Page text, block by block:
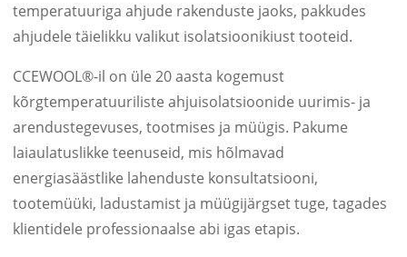
temperatuuriga ahjude rakenduste jaoks, pakkudes
ahjudele täielikku valikut isolatsioonikiust tooteid.
CCEWOOL®-il on üle 20 aasta kogemust
kõrgtemperatuuriliste ahjuisolatsioonide uurimis- ja
arendustegevuses, tootmises ja müügis. Pakume
laiaulatuslikke teenuseid, mis hõlmavad
energiasäästlike lahenduste konsultatsiooni,
tootemüüki, ladustamist ja müügijärgset tuge, tagades
klientidele professionaalse abi igas etapis.